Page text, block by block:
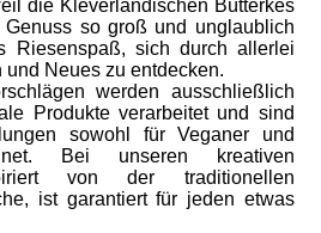
die Kleverländischen Bütterkes
so groß und unglaublich
Riesenspaß, sich durch allerlei
und Neues zu entdecken.
werden ausschließlich
Produkte verarbeitet und sind
sowohl für Veganer und
Bei unseren kreativen
von der traditionellen
ist garantiert für jeden etwas